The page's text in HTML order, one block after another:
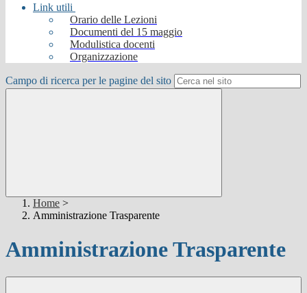
Link utili
Orario delle Lezioni
Documenti del 15 maggio
Modulistica docenti
Organizzazione
Campo di ricerca per le pagine del sito
Home >
Amministrazione Trasparente
Amministrazione Trasparente